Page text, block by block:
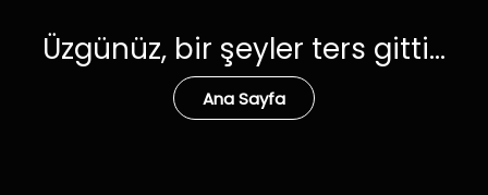
Üzgünüz, bir şeyler ters gitti...
Ana Sayfa